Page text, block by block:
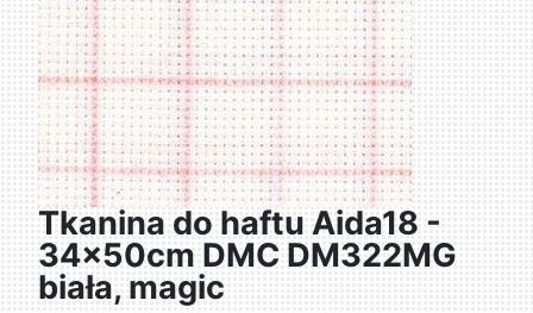
Tkanina do haftu Aida18 -
34x50cm DMC DM322MG
biała, magic